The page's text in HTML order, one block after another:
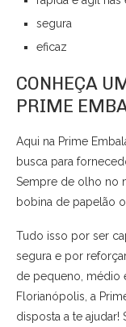
segura
eficaz
CONHEÇA
PRIME
Aqui na Prime
busca para
Sempre de olho no
bobina de papelão
Tudo isso por ser
segura e por
de pequeno, médio
Florianópolis, a
disposta a te